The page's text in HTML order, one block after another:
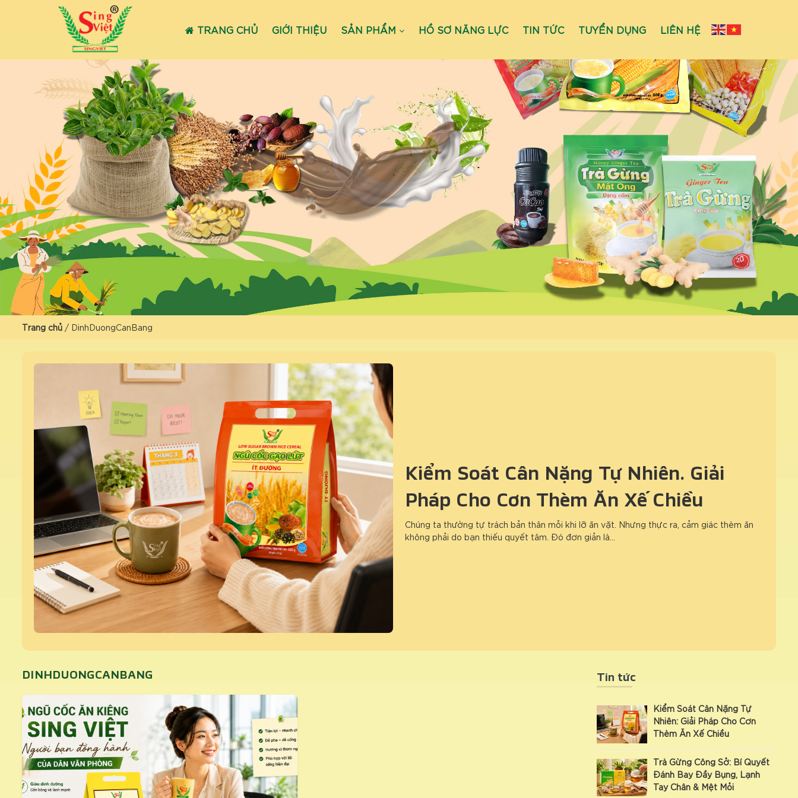
TRANG CHỦ GIỚI THIỆU SẢN PHẨM HỒ SƠ NĂNG LỰC TIN TỨC TUYỂN DỤNG LIÊN HỆ
Trang chủ / DinhDuongCanBang
Kiểm Soát Cân Nặng Tự Nhiên: Giải
Pháp Cho Cơn Thèm Ăn Xế Chiều
Chúng ta thường tự trách bản thân mỗi khi lỡ ăn vặt. Nhưng thực ra, cảm giác thèm ăn
không phải do bạn thiếu quyết tâm. Đó đơn giản là…
DINHDUONGCANBANG Tin tức
Kiểm Soát Cân Nặng Tự
Nhiên: Giải Pháp Cho Cơn
Thèm Ăn Xế Chiều
Trà Gừng Công Sở: Bí Quyết
Đánh Bay Đầy Bụng, Lạnh
Tay Chân & Mệt Mỏi